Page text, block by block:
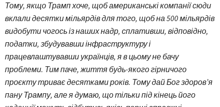
Тому, якщо Трамп хоче, щоб американські компанії сюди
вклали десятки мільярдів для того, щоб на 500 мільярдів
видобути чогось із наших надр, сплативши, відповідно,
податки, збудувавши інфраструктуру і
працевлаштувавши українців, я в цьому не бачу
проблеми. Тим паче, життя будь-якого гірничого
проєкту триває десятками років. Тому дай Бог здоров’я
пану Трампу, але я думаю, що тільки під кінець його